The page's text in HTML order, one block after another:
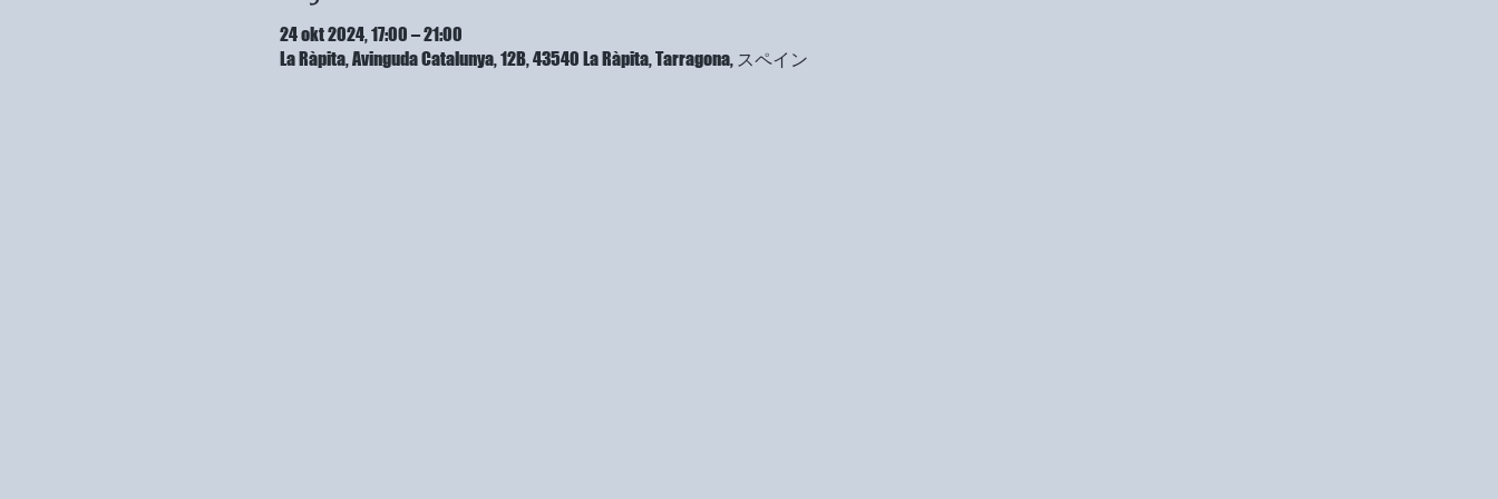
24 okt 2024, 17:00 – 21:00
La Ràpita, Avinguda Catalunya, 12B, 43540 La Ràpita, Tarragona, スペイン